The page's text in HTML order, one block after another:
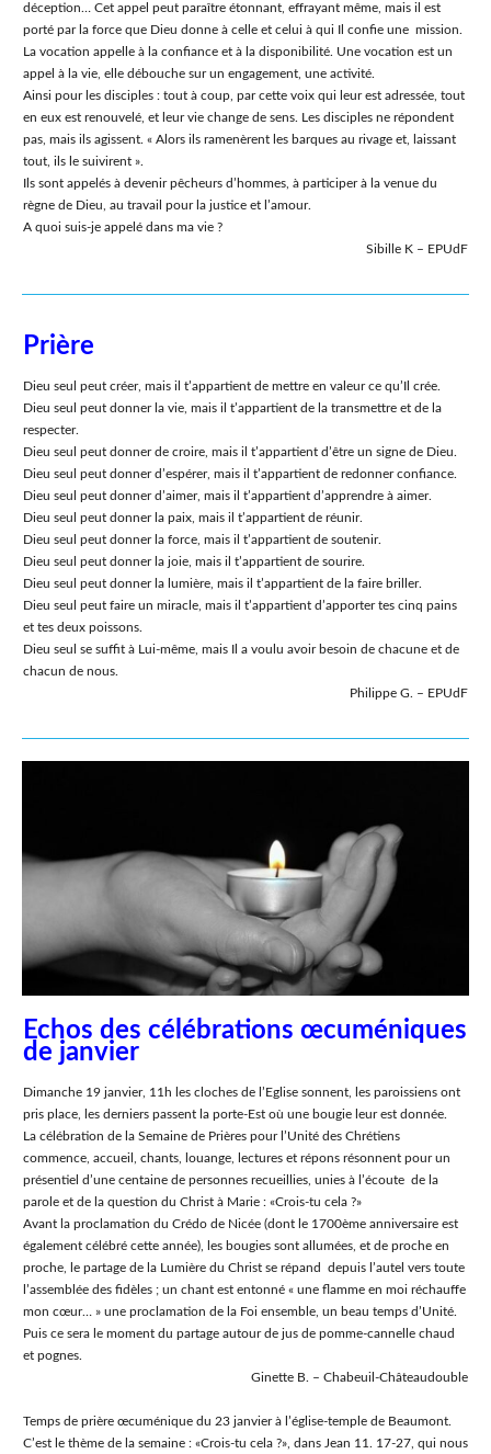
déception… Cet appel peut paraître étonnant, effrayant même, mais il est
porté par la force que Dieu donne à celle et celui à qui Il confie une mission.
La vocation appelle à la confiance et à la disponibilité. Une vocation est un
appel à la vie, elle débouche sur un engagement, une activité.
Ainsi pour les disciples : tout à coup, par cette voix qui leur est adressée, tout
en eux est renouvelé, et leur vie change de sens. Les disciples ne répondent
pas, mais ils agissent. « Alors ils ramenèrent les barques au rivage et, laissant
tout, ils le suivirent ».
Ils sont appelés à devenir pêcheurs d’hommes, à participer à la venue du
règne de Dieu, au travail pour la justice et l’amour.
A quoi suis-je appelé dans ma vie ?
Sibille K – EPUdF
Prière
Dieu seul peut créer, mais il t’appartient de mettre en valeur ce qu’Il crée.
Dieu seul peut donner la vie, mais il t’appartient de la transmettre et de la
respecter.
Dieu seul peut donner de croire, mais il t’appartient d’être un signe de Dieu.
Dieu seul peut donner d’espérer, mais il t’appartient de redonner confiance.
Dieu seul peut donner d’aimer, mais il t’appartient d’apprendre à aimer.
Dieu seul peut donner la paix, mais il t’appartient de réunir.
Dieu seul peut donner la force, mais il t’appartient de soutenir.
Dieu seul peut donner la joie, mais il t’appartient de sourire.
Dieu seul peut donner la lumière, mais il t’appartient de la faire briller.
Dieu seul peut faire un miracle, mais il t’appartient d’apporter tes cinq pains
et tes deux poissons.
Dieu seul se suffit à Lui-même, mais Il a voulu avoir besoin de chacune et de
chacun de nous.
Philippe G. – EPUdF
Echos des célébrations œcuméniques
de janvier
Dimanche 19 janvier, 11h les cloches de l’Eglise sonnent, les paroissiens ont
pris place, les derniers passent la porte-Est où une bougie leur est donnée.
La célébration de la Semaine de Prières pour l’Unité des Chrétiens
commence, accueil, chants, louange, lectures et répons résonnent pour un
présentiel d’une centaine de personnes recueillies, unies à l’écoute de la
parole et de la question du Christ à Marie : «Crois-tu cela ?»
Avant la proclamation du Crédo de Nicée (dont le 1700ème anniversaire est
également célébré cette année), les bougies sont allumées, et de proche en
proche, le partage de la Lumière du Christ se répand depuis l’autel vers toute
l’assemblée des fidèles ; un chant est entonné « une flamme en moi réchauffe
mon cœur… » une proclamation de la Foi ensemble, un beau temps d’Unité.
Puis ce sera le moment du partage autour de jus de pomme-cannelle chaud
et pognes.
Ginette B. – Chabeuil-Châteaudouble
Temps de prière œcuménique du 23 janvier à l’église-temple de Beaumont.
C’est le thème de la semaine : «Crois-tu cela ?», dans Jean 11. 17-27, qui nous